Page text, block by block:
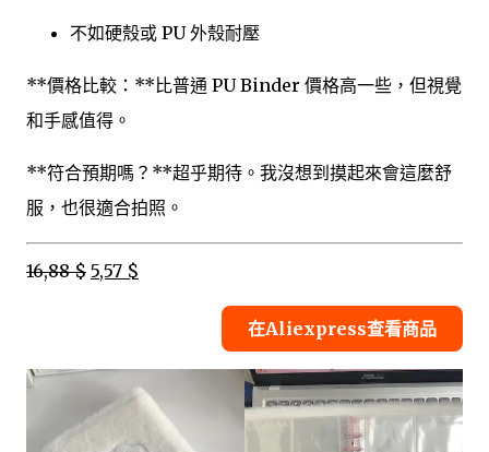
不如硬殼或 PU 外殼耐壓
**價格比較：**比普通 PU Binder 價格高一些，但視覺
和手感值得。
**符合預期嗎？**超乎期待。我沒想到摸起來會這麼舒
服，也很適合拍照。
16,88 $ 5,57 $
在Aliexpress查看商品